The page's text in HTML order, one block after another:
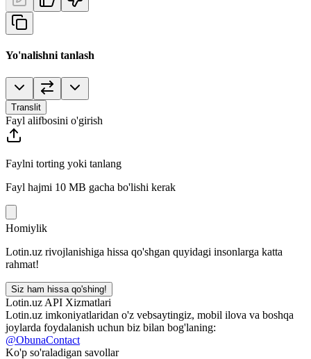
Yo'nalishni tanlash
Translit
Fayl alifbosini o'girish
Faylni torting yoki tanlang
Fayl hajmi 10 MB gacha bo'lishi kerak
Homiylik
Lotin.uz rivojlanishiga hissa qo'shgan quyidagi insonlarga katta
rahmat!
Siz ham hissa qo'shing!
Lotin.uz API Xizmatlari
Lotin.uz imkoniyatlaridan o'z vebsaytingiz, mobil ilova va boshqa
joylarda foydalanish uchun biz bilan bog'laning:
@ObunaContact
Ko'p so'raladigan savollar